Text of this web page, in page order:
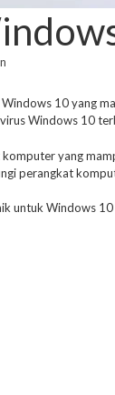
10 yang
Windows 10
yang
perangkat
untuk Windows 10